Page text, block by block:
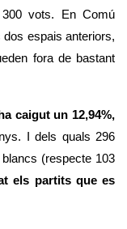
vots. En Comú
espais anteriors,
fora de bastant
caigut un 12,94%,
I dels quals 296
(respecte 103
els partits que es